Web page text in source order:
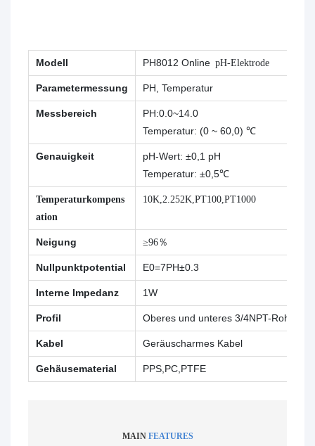
Modell PH8012 Online pH-Elektrode
Parametermessung PH, Temperatur
Messbereich
PH:0.0~14.0
Temperatur: (0 ~ 60,0) ℃
Genauigkeit
pH-Wert: ±0,1 pH
Temperatur: ±0,5℃
Temperaturkompens
ation
10K,2.252K,PT100,PT1000
Neigung ≥96％
Nullpunktpotential E0=7PH±0.3
Interne Impedanz 1W
Profil Oberes und unteres 3/4NPT-
Kabel Geräuscharmes Kabel
Gehäusematerial PPS,PC,PTFE
MAIN FEATURES